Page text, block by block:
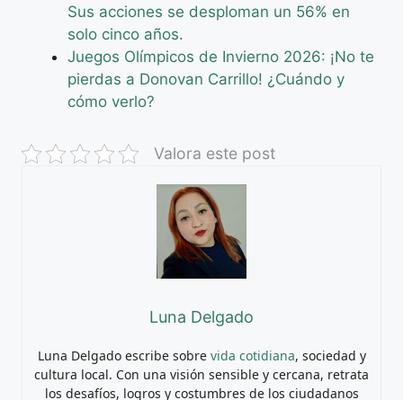
Sus acciones se desploman un 56% en
solo cinco años.
Juegos Olímpicos de Invierno 2026: ¡No te
pierdas a Donovan Carrillo! ¿Cuándo y
cómo verlo?
Valora este post
Luna Delgado
Luna Delgado escribe sobre vida cotidiana, sociedad y
cultura local. Con una visión sensible y cercana, retrata
los desafíos, logros y costumbres de los ciudadanos